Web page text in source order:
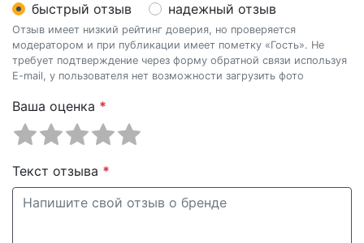
быстрый отзыв надежный отзыв
Отзыв имеет низкий рейтинг доверия, но проверяется
модератором и при публикации имеет пометку «Гость». Не
требует подтверждение через форму обратной связи используя
E-mail, у пользователя нет возможности загрузить фото
Ваша оценка *
Текст отзыва *